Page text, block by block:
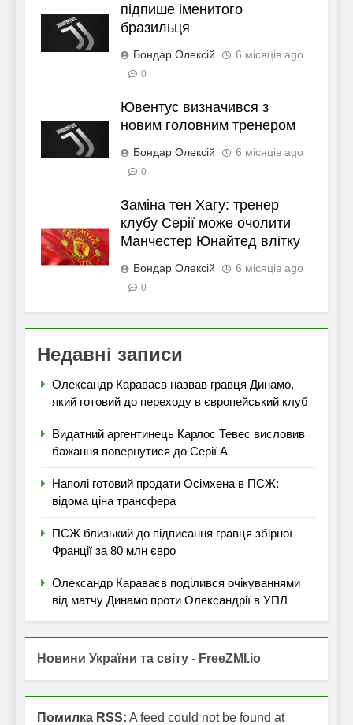
підпише іменитого
бразильця
Бондар Олексій 6 місяців ago
0
Ювентус визначився з
новим головним тренером
Бондар Олексій 6 місяців ago
0
Заміна тен Хагу: тренер
клубу Серії може очолити
Манчестер Юнайтед влітку
Бондар Олексій 6 місяців ago
0
Недавні записи
Олександр Караваєв назвав гравця Динамо,
який готовий до переходу в європейський клуб
Видатний аргентинець Карлос Тевес висловив
бажання повернутися до Серії А
Наполі готовий продати Осімхена в ПСЖ:
відома ціна трансфера
ПСЖ близький до підписання гравця збірної
Франції за 80 млн євро
Олександр Караваєв поділився очікуваннями
від матчу Динамо проти Олександрії в УПЛ
Новини України та світу - FreeZMI.io
Помилка RSS: A feed could not be found at